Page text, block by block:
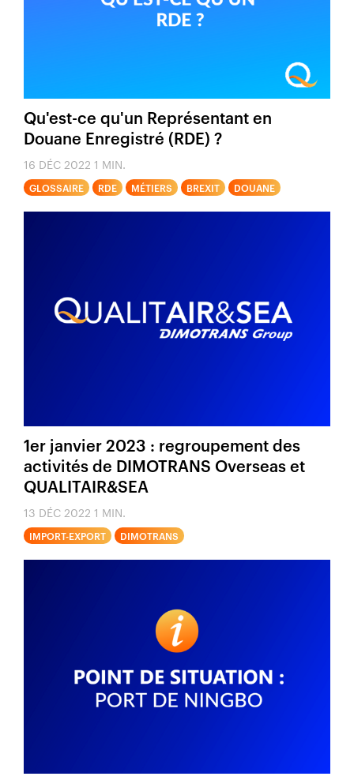
Qu'est-ce qu'un Représentant en
Douane Enregistré (RDE) ?
16 DÉC 2022 1 MIN.
GLOSSAIRE RDE MÉTIERS BREXIT DOUANE
1er janvier 2023 : regroupement des
activités de DIMOTRANS Overseas et
QUALITAIR&SEA
13 DÉC 2022 1 MIN.
IMPORT-EXPORT DIMOTRANS